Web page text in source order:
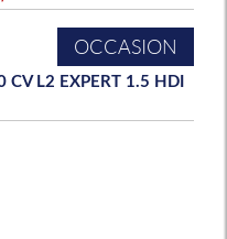
OCCASION
CV L2 EXPERT 1.5 HDI